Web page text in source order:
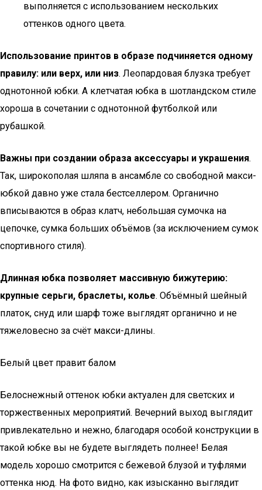
выполняется с использованием нескольких
оттенков одного цвета.
Использование принтов в образе подчиняется одному
правилу: или верх, или низ. Леопардовая блузка требует
однотонной юбки. А клетчатая юбка в шотландском стиле
хороша в сочетании с однотонной футболкой или
рубашкой.
Важны при создании образа аксессуары и украшения.
Так, широкополая шляпа в ансамбле со свободной макси-
юбкой давно уже стала бестселлером. Органично
вписываются в образ клатч, небольшая сумочка на
цепочке, сумка больших объёмов (за исключением сумок
спортивного стиля).
Длинная юбка позволяет массивную бижутерию:
крупные серьги, браслеты, колье. Объёмный шейный
платок, снуд или шарф тоже выглядят органично и не
тяжеловесно за счёт макси-длины.
Белый цвет правит балом
Белоснежный оттенок юбки актуален для светских и
торжественных мероприятий. Вечерний выход выглядит
привлекательно и нежно, благодаря особой конструкции в
такой юбке вы не будете выглядеть полнее! Белая
модель хорошо смотрится с бежевой блузой и туфлями
оттенка нюд. На фото видно, как изысканно выглядит